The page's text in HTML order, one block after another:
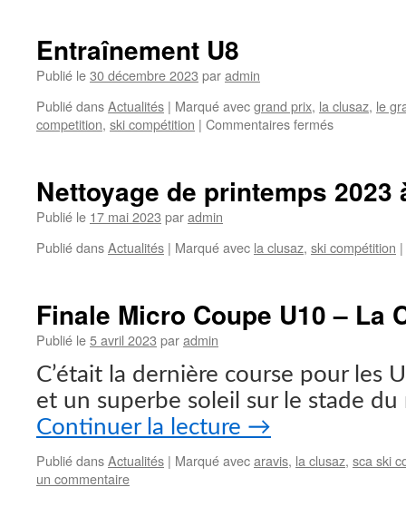
la
Entraînement U8
Publié le30 décembre 2023 paradmin
Publié dansActualités | Marqué avecgrand prix, la clusaz, le
competition, ski compétition | Commentaires ferméssur
Nettoyage de printemps 2023
Publié le 17 mai 2023 paradmin
Publié dansActualités | Marqué avec la clusaz, ski compétition |
Finale Micro Coupe U10 – La
Publié le5 avril 2023 paradmin
C’était la dernière course pour les
et un superbe soleil sur le stade du
Continuer la lecture →
Publié dansActualités | Marqué avecaravis, la clusaz, sca ski
un commentaire